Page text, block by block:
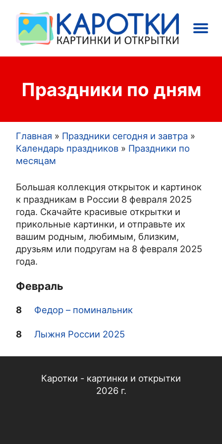
Main
Открытки
Праздники
Праздники по дням
Строка
навигации
Главная
Праздники сегодня и завтра
Календарь праздников
Праздники по
месяцам
Большая коллекция открыток и картинок
к праздникам в России 8 февраля 2025
года. Скачайте красивые открытки и
прикольные картинки, и отправьте их
вашим родным, любимым, близким,
друзьям или подругам на 8 февраля 2025
года.
Февраль
8 Федор – поминальник
8 Лыжня России 2025
Каротки - картинки и открытки
2026 г.